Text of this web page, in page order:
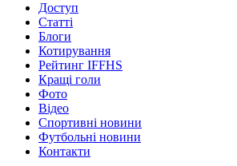
Доступ
Статті
Блоги
Котирування
Рейтинг IFFHS
Кращі голи
Фото
Відео
Спортивні новини
Футбольні новини
Контакти